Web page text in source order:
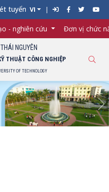
đối với từng ngành đào
VI
- nghiên cứu Đơn vị chức
NGUYÊN
THUẬT CÔNG NGHIỆP
OF TECHNOLOGY